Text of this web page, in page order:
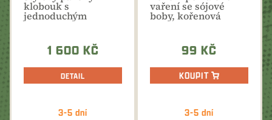
3-5 dní
klobouk s
jednoduchým
zdobením. Vlněná
1 600 KČ
DETAIL
3-5 dní
vaření se sójové
boby, kořenová
zelenina, rajčata a
99 KČ
KOUPIT